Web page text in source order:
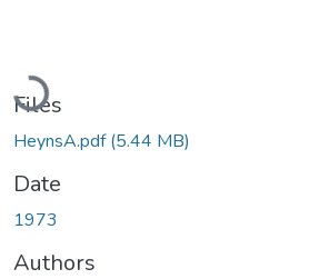
Loading...
Files
HeynsA.pdf(5.44 MB)
Date
1973
Authors